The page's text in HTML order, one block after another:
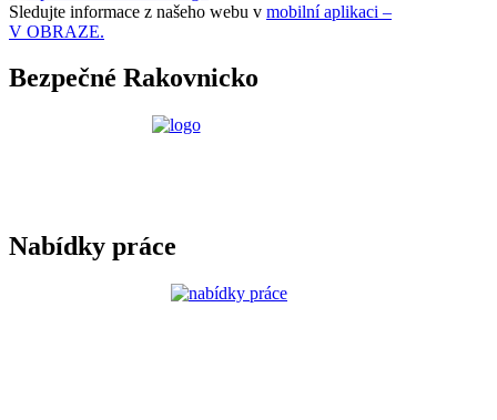
Sledujte informace z našeho webu v mobilní aplikaci –
V OBRAZE.
Bezpečné Rakovnicko
Nabídky práce